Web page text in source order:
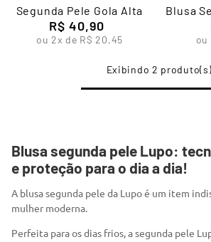
Segunda Pele Gola Alta
R$ 40,90
ou2x de R$ 20,45
Blusa
ou
2
Blusa segunda pele Lupo:
e proteção para o dia a dia!
A blusa segunda pele da Lupo é um item
mulher moderna.
Perfeita para os dias frios, a segunda pele
7º